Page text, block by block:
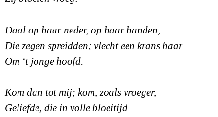
Daal op haar neder, op haar handen,
Die zegen spreidden; vlecht een krans haar
Om ‘t jonge hoofd.
Kom dan tot mij; kom, zoals vroeger,
Geliefde, die in volle bloeitijd